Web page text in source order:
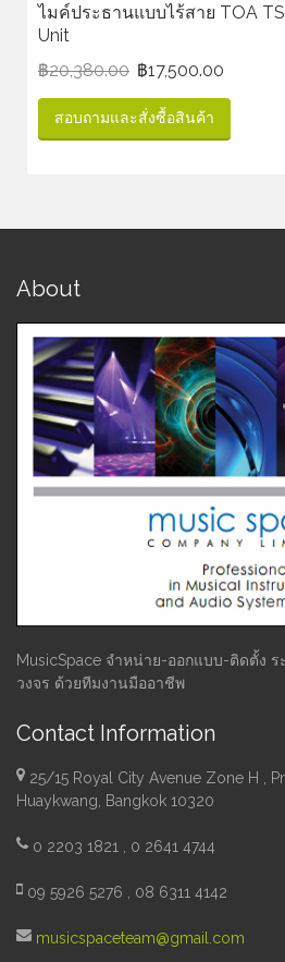
ไมค์ประธานแบบไร้สาย TOA
Unit
฿20,380.00 ฿17,500.00
สอบถามและสั่งซื้อสินค้า
About
MusicSpace จำหน่าย-ออกแบบ-ติดตั้ง
วงจร ด้วยทีมงานมืออาชีพ
Contact Information
25/15 Royal City Avenue Zone H ,
Huaykwang, Bangkok 10320
0 2203 1821 , 0 2641 4744
09 5926 5276 , 08 6311 4142
musicspaceteam@gmail.com